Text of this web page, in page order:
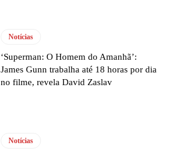
Notícias
‘Superman: O Homem do Amanhã’:
James Gunn trabalha até 18 horas por dia
no filme, revela David Zaslav
Notícias